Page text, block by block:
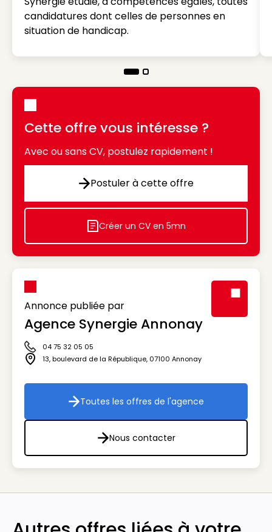
candidatures dont celles de personnes en
situation de handicap.
Cette offre vous intéresse ?
Avec ou sans CV, postulez rapidement !
Postuler à cette offre
Postuler à cette offre
Icon decorative
Créer un CV en 5mn
Annonce publiée par
Agence Synergie Annonay
Icône téléphone
04 75 32 05 05
Icône adresse
13, boulevard de la République, 07100 Annonay
Toutes les offres de l'agence
Toutes les offres de l'agence
Nous contacter
Nous contacter